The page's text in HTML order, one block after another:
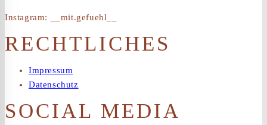
Instagram: __mit.gefuehl__
RECHTLICHES
Impressum
Datenschutz
SOCIAL MEDIA